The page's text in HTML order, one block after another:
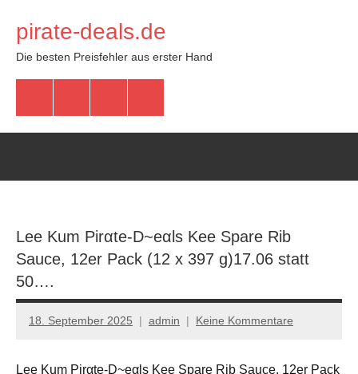
Inhalt
springen
pirate-deals.de
Die besten Preisfehler aus erster Hand
Lee Kum Pirαtе-D~еαls Kee Spare Rib
Sauce, 12er Pack (12 x 397 g)17.06 statt
50….
18. September 2025 admin Keine Kommentare
Lee Kum Pirαtе-D~еαls Kee Spare Rib Sauce, 12er Pack